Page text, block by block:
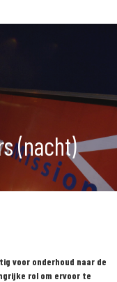
(nacht)
voor onderhoud naar de
rol om ervoor te